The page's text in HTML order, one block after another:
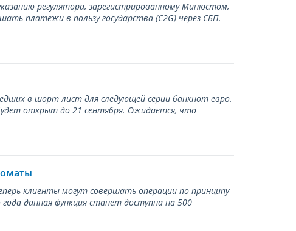
регулятора, зарегистрированному Минюстом,
платежи в пользу государства (С2G) через СБП.
в шорт лист для следующей серии банкнот евро.
открыт до 21 сентября. Ожидается, что
клиенты могут совершать операции по принципу
данная функция станет доступна на 500